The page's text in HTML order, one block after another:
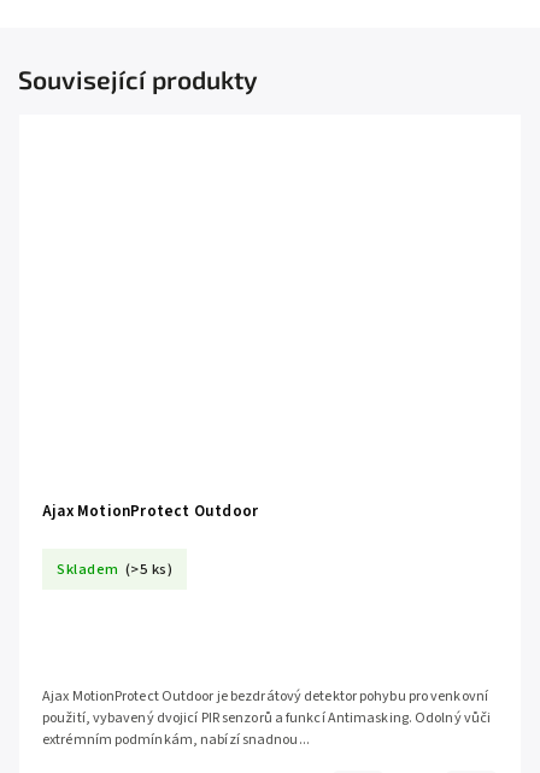
Související produkty
Ajax MotionProtect Outdoor
Skladem (>5 ks)
Ajax MotionProtect Outdoor je bezdrátový detektor pohybu pro venkovní
použití, vybavený dvojicí PIR senzorů a funkcí Antimasking. Odolný vůči
extrémním podmínkám, nabízí snadnou...